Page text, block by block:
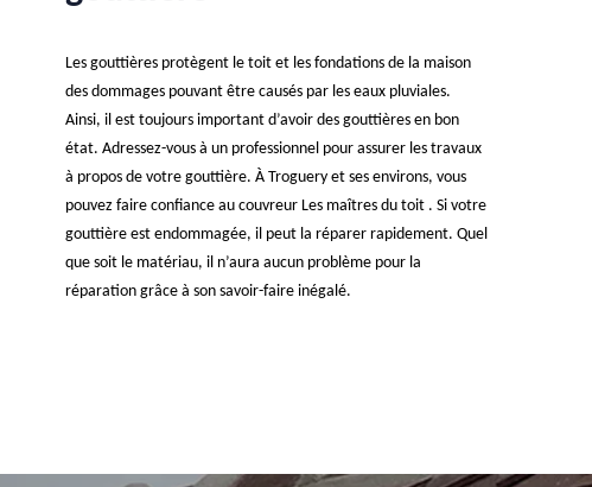
Les gouttières protègent le toit et les fondations de la maison
des dommages pouvant être causés par les eaux pluviales.
Ainsi, il est toujours important d’avoir des gouttières en bon
état. Adressez-vous à un professionnel pour assurer les travaux
à propos de votre gouttière. À Troguery et ses environs, vous
pouvez faire confiance au couvreur Les maîtres du toit . Si votre
gouttière est endommagée, il peut la réparer rapidement. Quel
que soit le matériau, il n’aura aucun problème pour la
réparation grâce à son savoir-faire inégalé.